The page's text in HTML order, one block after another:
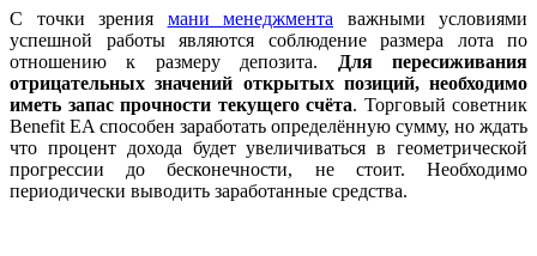
С точки зрения мани менеджмента важными условиями
успешной работы являются соблюдение размера лота по
отношению к размеру депозита.
Для пересиживания
отрицательных значений открытых позиций, необходимо
иметь запас прочности текущего счёта. Торговый советник
Benefit EA способен заработать определённую сумму, но ждать
что процент дохода будет увеличиваться в геометрической
прогрессии до бесконечности, не стоит. Необходимо
периодически выводить заработанные средства.